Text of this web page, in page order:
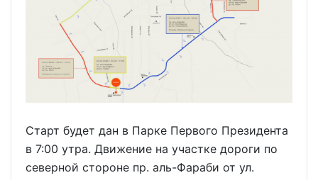
Старт будет дан в Парке Первого Президента
в 7:00 утра. Движение на участке дороги по
северной стороне пр. аль-Фараби от ул.